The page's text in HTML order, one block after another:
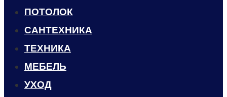
ПОТОЛОК
САНТЕХНИКА
ТЕХНИКА
МЕБЕЛЬ
УХОД